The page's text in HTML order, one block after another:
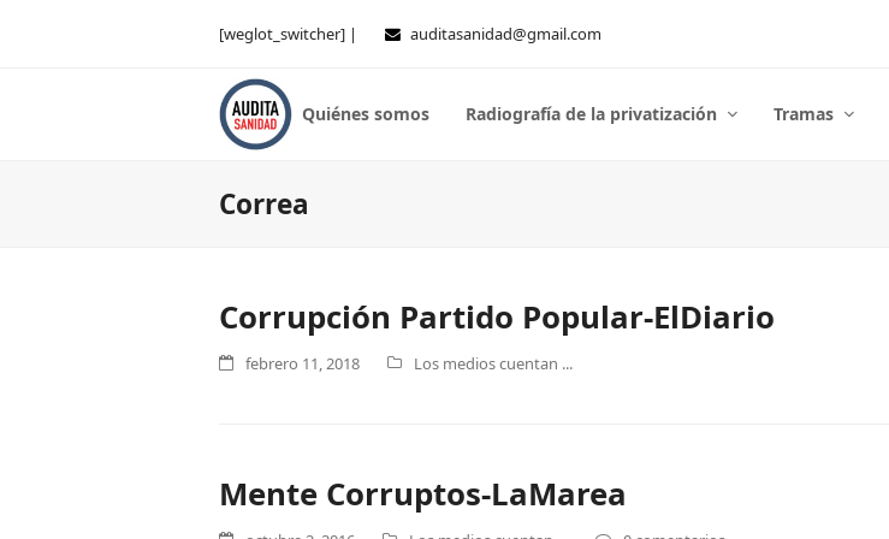
[weglot_switcher] | auditasanidad@gmail.com
Quiénes somos Radiografía de la privatización Tramas
Correa
Corrupción Partido Popular-ElDiario
febrero 11, 2018 Los medios cuentan ...
Mente Corruptos-LaMarea